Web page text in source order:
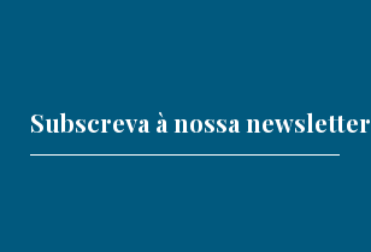
Subscreva à nossa newsletter